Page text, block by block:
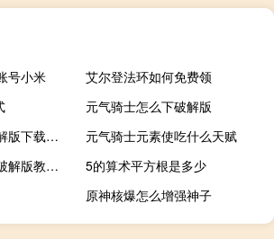
号小米
艾尔登法环如何免费领
元气骑士怎么下破解版
元气骑士免登录破解版下载最新版
元气骑士元素使吃什么天赋
如何下载元气骑士破解版教程苹果版
5的算术平方根是多少
原神核爆怎么增强神子